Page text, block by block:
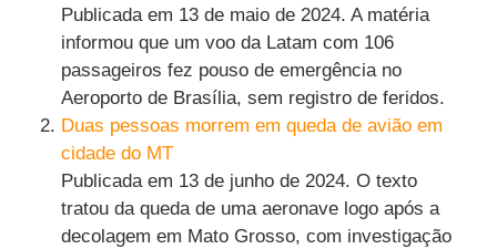
Publicada em 13 de maio de 2024. A matéria
informou que um voo da Latam com 106
passageiros fez pouso de emergência no
Aeroporto de Brasília, sem registro de feridos.
Duas pessoas morrem em queda de avião em
cidade do MT
Publicada em 13 de junho de 2024. O texto
tratou da queda de uma aeronave logo após a
decolagem em Mato Grosso, com investigação